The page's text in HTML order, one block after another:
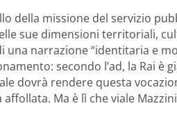
della missione del servizio
sue dimensioni territoriali,
una narrazione “identitaria e
secondo l’ad, la Rai è
dovrà rendere questa
Ma è lì che viale